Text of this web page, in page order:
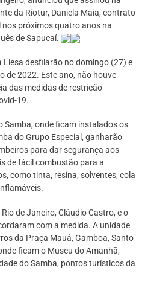
da Riotur, Daniela Maia, contrato
próximos quatro anos na
de Sapucaí.
Liesa desfilarão no domingo (27) e
de 2022. Este ano, não houve
das medidas de restrição
19.
Samba, onde ficam instalados os
do Grupo Especial, ganharão
para dar segurança aos
de fácil combustão para a
como tinta, resina, solventes, cola
de Janeiro, Cláudio Castro, e o
com a medida. A unidade
da Praça Mauá, Gamboa, Santo
ficam o Museu do Amanhã,
do Samba, pontos turísticos da